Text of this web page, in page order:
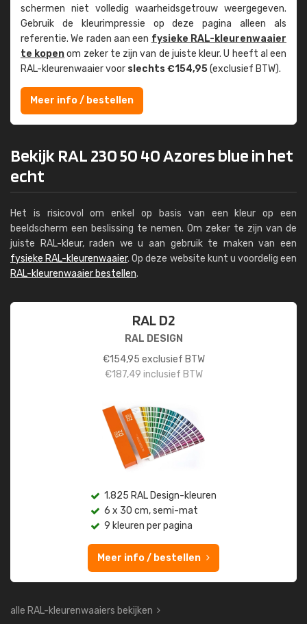
schermen niet volledig waarheids­­getrouw weer­gegeven.
Gebruik de kleur­impressie op deze pagina alleen als
referentie. We raden aan een fysieke RAL-kleuren­waaier
te kopenom zeker te zijn van de juiste kleur. U heeft al een
RAL-kleuren­waaier voor slechts €154,95(exclusief BTW).
Meer info / bestellen
Bekijk RAL 230 50 40 Azores blue in het
echt
Het is risicovol om enkel op basis van een kleur op een
beeldscherm een beslissing te nemen. Om zeker te zijn van de
juiste RAL-kleur, raden we u aan gebruik te maken van een
fysieke RAL-kleurenwaaier. Op deze website kunt u voordelig een
RAL-kleurenwaaier bestellen.
RAL D2
RAL DESIGN
€154,95 exclusief BTW
€187,49 inclusief BTW
1.825 RAL Design-kleuren
6 x 30 cm, semi-mat
9 kleuren per pagina
Meer info / bestellen
alle RAL-kleurenwaaiers bekijken